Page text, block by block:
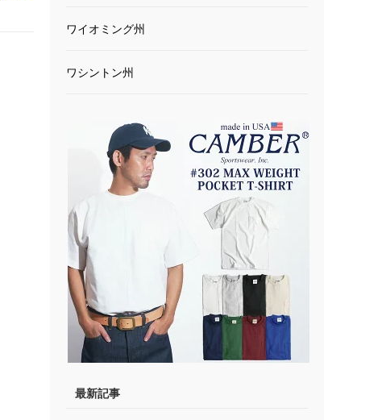
ワイオミング州
ワシントン州
最新記事